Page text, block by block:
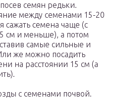
семян редьки.
между семенами 15-20
сажать семена чаще (с
см и меньше), а потом
самые сильные и
же можно посадить
на расстоянии 15 см (а
с семенами почвой.